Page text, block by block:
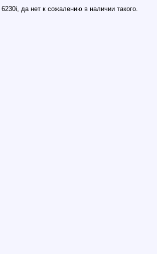
да нет к сожалению в наличии такого.